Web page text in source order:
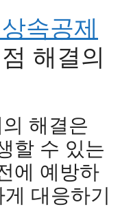
속공제
해결의
해결은
할 수 있는
에 예방하
대응하기